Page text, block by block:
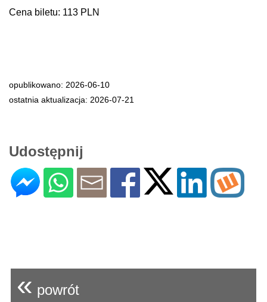
Cena biletu: 113 PLN
opublikowano: 2026-06-10
ostatnia aktualizacja: 2026-07-21
Udostępnij
« powrót